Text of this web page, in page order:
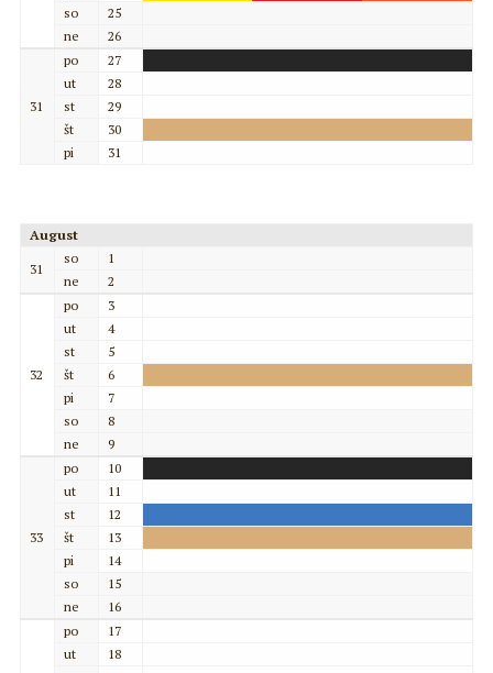
so
25
ne
26
31
po
27
ut
28
st
29
št
30
pi
31
August
31
so
1
ne
2
32
po
3
ut
4
st
5
št
6
pi
7
so
8
ne
9
33
po
10
ut
11
st
12
št
13
pi
14
so
15
ne
16
po
17
ut
18